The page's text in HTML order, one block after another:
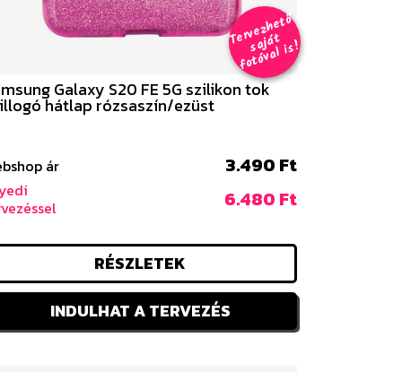
T
er
v
e
z
h
e
t
ő
s
aj
á
t
f
o
t
ó
v
al i
s
!
Galaxy S20 FE 5G szilikon tok
hátlap rózsaszín/ezüst
ár 3.490 Ft
6.480 Ft
RÉSZLETEK
INDULHAT A TERVEZÉS